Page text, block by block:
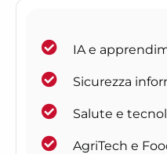
IA e
Sicurezza
Salute e
AgriTech e